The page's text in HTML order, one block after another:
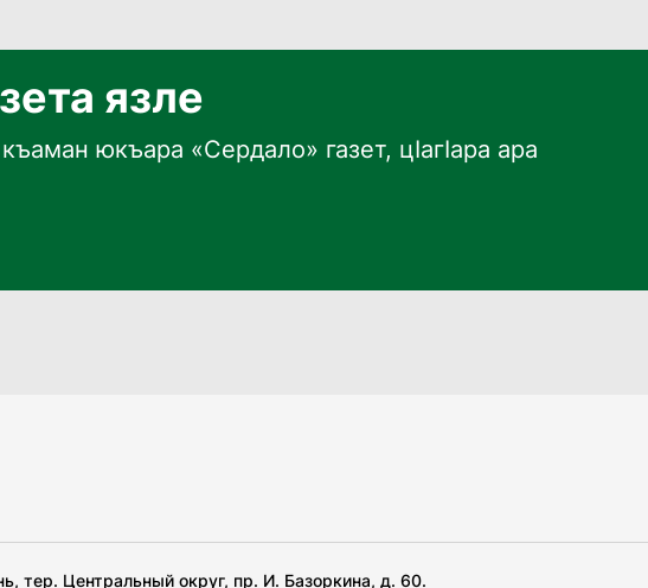
язле
юкъара «Сердало» газет, цӀагӀара ара
тер. Центральный округ, пр. И. Базоркина, д. 60.